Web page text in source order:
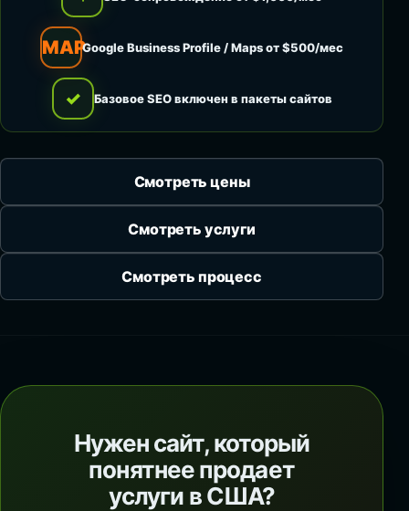
MAPGoogle Business Profile / Maps от $500/мес
✓ Базовое SEO включен в пакеты сайтов
Смотреть цены
Смотреть услуги
Смотреть процесс
Нужен сайт, который
понятнее продает
услуги в США?